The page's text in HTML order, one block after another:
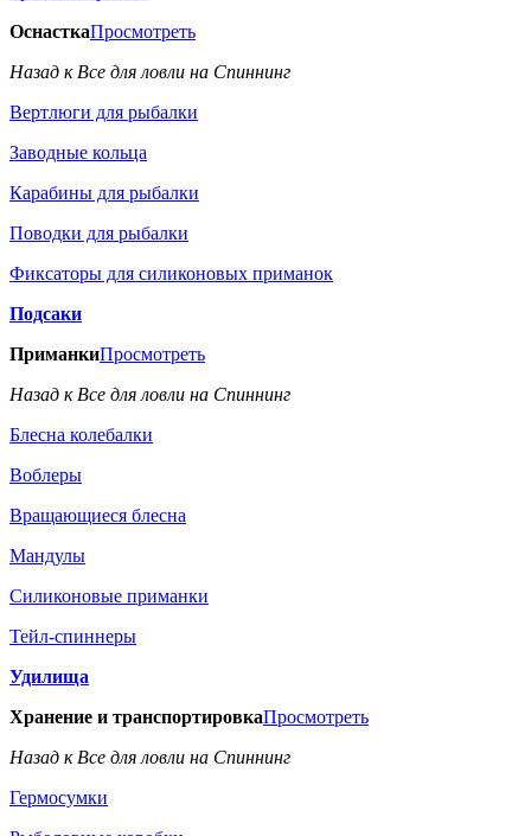
ОснасткаПросмотреть
Назад к Все для ловли на Спиннинг
Вертлюги для рыбалки
Заводные кольца
Карабины для рыбалки
Поводки для рыбалки
Фиксаторы для силиконовых приманок
Подсаки
ПриманкиПросмотреть
Назад к Все для ловли на Спиннинг
Блесна колебалки
Воблеры
Вращающиеся блесна
Мандулы
Силиконовые приманки
Тейл-спиннеры
Удилища
Хранение и транспортировкаПросмотреть
Назад к Все для ловли на Спиннинг
Гермосумки